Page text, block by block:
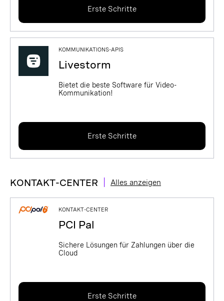
Erste Schritte
KOMMUNIKATIONS-APIS
Livestorm
Bietet die beste Software für Video-
Kommunikation!
Erste Schritte
KONTAKT-CENTER Alles anzeigen
KONTAKT-CENTER
PCI Pal
Sichere Lösungen für Zahlungen über die
Cloud
Erste Schritte